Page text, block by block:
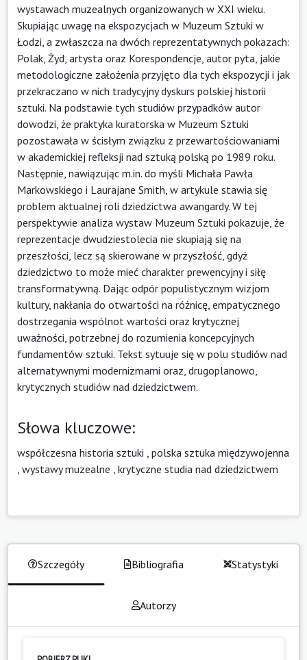
wystawach muzealnych organizowanych w XXI wieku.
Skupiając uwagę na ekspozycjach w Muzeum Sztuki w
Łodzi, a zwłaszcza na dwóch reprezentatywnych pokazach:
Polak, Żyd, artysta oraz Korespondencje, autor pyta, jakie
metodologiczne założenia przyjęto dla tych ekspozycji i jak
przekraczano w nich tradycyjny dyskurs polskiej historii
sztuki. Na podstawie tych studiów przypadków autor
dowodzi, że praktyka kuratorska w Muzeum Sztuki
pozostawała w ścisłym związku z przewartościowaniami
w akademickiej refleksji nad sztuką polską po 1989 roku.
Następnie, nawiązując m.in. do myśli Michała Pawła
Markowskiego i Laurajane Smith, w artykule stawia się
problem aktualnej roli dziedzictwa awangardy. W tej
perspektywie analiza wystaw Muzeum Sztuki pokazuje, że
reprezentacje dwudziestolecia nie skupiają się na
przeszłości, lecz są skierowane w przyszłość, gdyż
dziedzictwo to może mieć charakter prewencyjny i siłę
transformatywną. Dając odpór populistycznym wizjom
kultury, nakłania do otwartości na różnicę, empatycznego
dostrzegania wspólnot wartości oraz krytycznej
uważności, potrzebnej do rozumienia koncepcyjnych
fundamentów sztuki. Tekst sytuuje się w polu studiów nad
alternatywnymi modernizmami oraz, drugoplanowo,
krytycznych studiów nad dziedzictwem.
Słowa kluczowe:
współczesna historia sztuki polska sztuka międzywojenna
wystawy muzealne krytyczne studia nad dziedzictwem
Szczegóły Bibliografia Statystyki
Autorzy